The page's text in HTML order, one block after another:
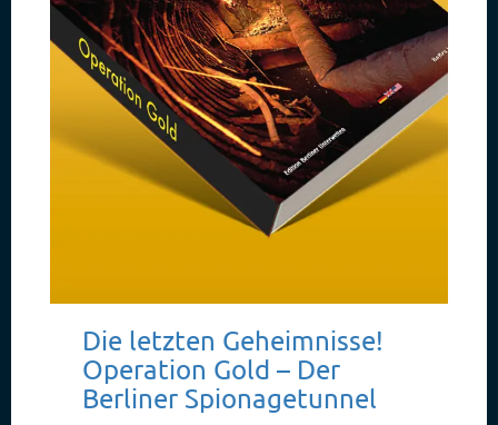
Die letzten Geheimnisse!
Operation Gold – Der
Berliner Spionagetunnel